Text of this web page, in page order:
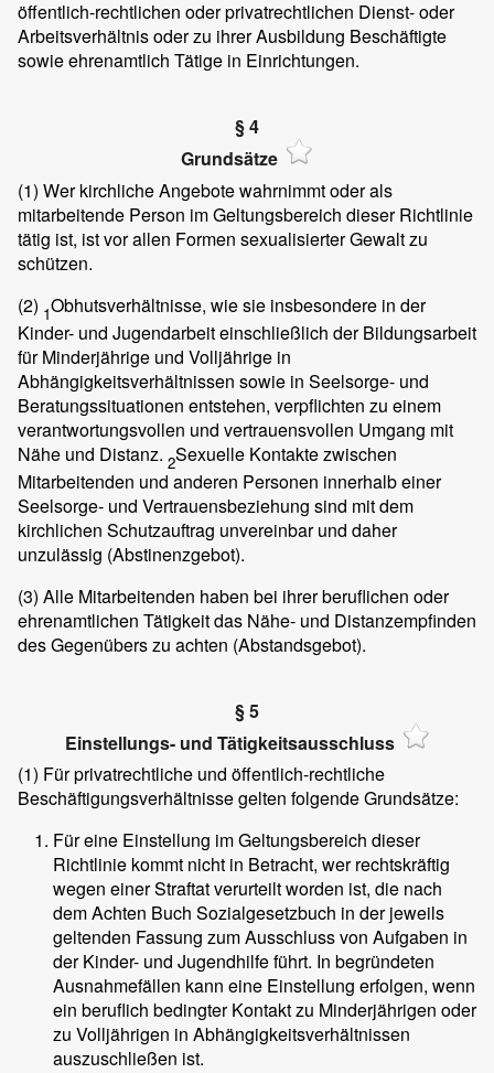
öffentlich-rechtlichen oder privatrechtlichen Dienst- oder
Arbeitsverhältnis oder zu ihrer Ausbildung Beschäftigte
sowie ehrenamtlich Tätige in Einrichtungen.
§ 4
Grundsätze
(1) Wer kirchliche Angebote wahrnimmt oder als
mitarbeitende Person im Geltungsbereich dieser Richtlinie
tätig ist, ist vor allen Formen sexualisierter Gewalt zu
schützen.
(2) 1Obhutsverhältnisse, wie sie insbesondere in der
Kinder- und Jugendarbeit einschließlich der Bildungsarbeit
für Minderjährige und Volljährige in
Abhängigkeitsverhältnissen sowie in Seelsorge- und
Beratungssituationen entstehen, verpflichten zu einem
verantwortungsvollen und vertrauensvollen Umgang mit
Nähe und Distanz. 2Sexuelle Kontakte zwischen
Mitarbeitenden und anderen Personen innerhalb einer
Seelsorge- und Vertrauensbeziehung sind mit dem
kirchlichen Schutzauftrag unvereinbar und daher
unzulässig (Abstinenzgebot).
(3) Alle Mitarbeitenden haben bei ihrer beruflichen oder
ehrenamtlichen Tätigkeit das Nähe- und Distanzempfinden
des Gegenübers zu achten (Abstandsgebot).
§ 5
Einstellungs- und Tätigkeitsausschluss
(1) Für privatrechtliche und öffentlich-rechtliche
Beschäftigungsverhältnisse gelten folgende Grundsätze:
Für eine Einstellung im Geltungsbereich dieser
Richtlinie kommt nicht in Betracht, wer rechtskräftig
wegen einer Straftat verurteilt worden ist, die nach
dem Achten Buch Sozialgesetzbuch in der jeweils
geltenden Fassung zum Ausschluss von Aufgaben in
der Kinder- und Jugendhilfe führt. In begründeten
Ausnahmefällen kann eine Einstellung erfolgen, wenn
ein beruflich bedingter Kontakt zu Minderjährigen oder
zu Volljährigen in Abhängigkeitsverhältnissen
auszuschließen ist.